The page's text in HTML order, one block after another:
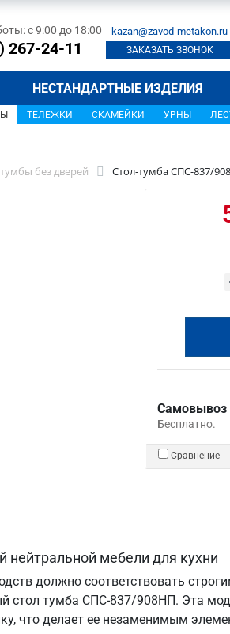
с 9:00 до 18:00
267-24-11
kazan@zavod-metakon.ru
ЗАКАЗАТЬ ЗВОНОК
НЕСТАНДАРТНЫЕ ИЗДЕЛИЯ
ТЕЛЕЖКИ СКАМЕЙКИ УРНЫ
без дверей Стол-тумба СПС-837/
Самовывоз
Бесплатно.
Сравнение
мебели для кухни
должно соответствовать
тумба СПС-837/908НП. Эта
что делает ее незаменимым